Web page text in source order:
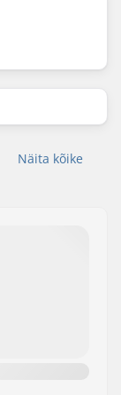
Näita kõike